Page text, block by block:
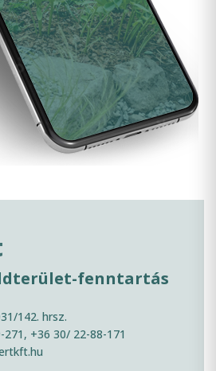
fenntartás
142. hrsz.
+36 30/ 22-88-171